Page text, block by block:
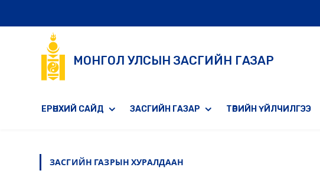
МОНГОЛ УЛСЫН ЗАСГИЙН ГАЗАР
ЕРӨНХИЙ САЙД ЗАСГИЙН ГАЗАР ТӨРИЙН ҮЙЛЧИЛГЭЭ
ЗАСГИЙН ГАЗРЫН ХУРАЛДААН